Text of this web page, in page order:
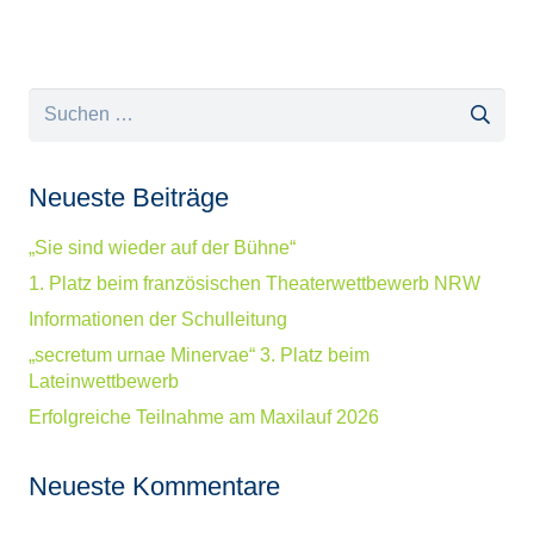
Suchen
Neueste Beiträge
„Sie sind wieder auf der Bühne“
1. Platz beim französischen Theaterwettbewerb NRW
Informationen der Schulleitung
„secretum urnae Minervae“ 3. Platz beim
Lateinwettbewerb
Erfolgreiche Teilnahme am Maxilauf 2026
Neueste Kommentare